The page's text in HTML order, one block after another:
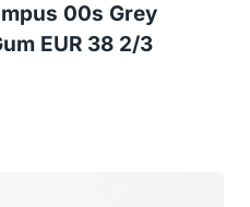
00s Grey
EUR 38 2/3